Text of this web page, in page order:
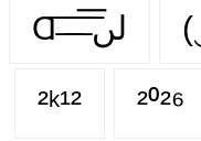
Ɑ͞ ̶͞ ̶͞ ̶͞ لں͞
²ᵏ¹² ²⁰²⁶